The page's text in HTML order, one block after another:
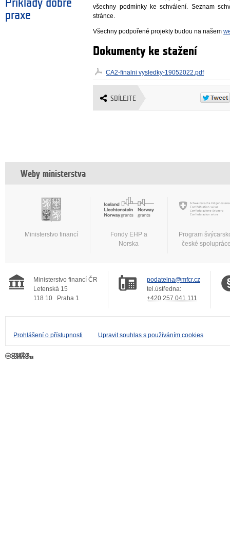
Příklady dobré
praxe
všechny podmínky ke schválení. Seznam
stránce.
Všechny podpořené projekty budou na našem
Dokumenty ke stažení
CA2-finalni vysledky-19052022.pdf
SDÍLEJTE
Weby ministerstva
Ministerstvo financí
Fondy EHP a
Norska
Program
české
Ministerstvo financí ČR
Letenská 15
118 10
Praha 1
podatelna@mfcr.cz
tel.ústředna:
+420 257 041 111
Prohlášení o přístupnosti Upravit souhlas s používáním cookies